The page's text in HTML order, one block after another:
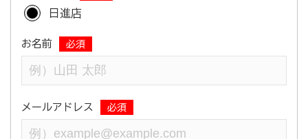
日進店
お名前 必須
メールアドレス 必須